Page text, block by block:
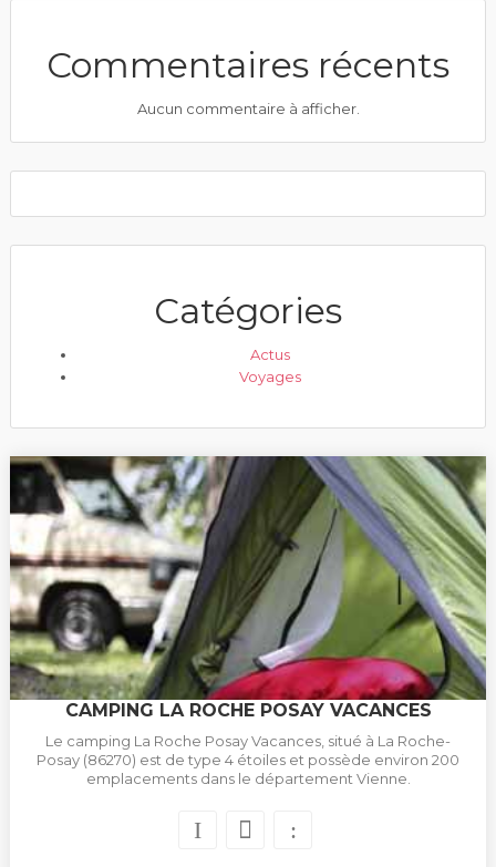
Commentaires récents
Aucun commentaire à afficher.
Catégories
Actus
Voyages
CAMPING LA ROCHE POSAY VACANCES
Le camping La Roche Posay Vacances, situé à La Roche-
Posay (86270) est de type 4 étoiles et possède environ 200
emplacements dans le département Vienne.